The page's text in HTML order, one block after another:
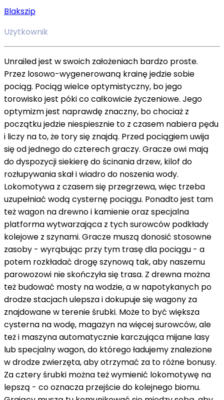
Blakszip
Użytkownik
Unrailed jest w swoich założeniach bardzo proste.
Przez losowo-wygenerowaną krainę jedzie sobie
pociąg. Pociąg wielce optymistyczny, bo jego
torowisko jest póki co całkowicie życzeniowe. Jego
optymizm jest naprawdę znaczny, bo chociaż z
początku jedzie niespiesznie to z czasem nabiera pędu
i liczy na to, że tory się znajdą. Przed pociągiem uwija
się od jednego do czterech graczy. Gracze owi mają
do dyspozycji siekierę do ścinania drzew, kilof do
rozłupywania skał i wiadro do noszenia wody.
Lokomotywa z czasem się przegrzewa, więc trzeba
uzupełniać wodą cysternę pociągu. Ponadto jest tam
też wagon na drewno i kamienie oraz specjalna
platforma wytwarzająca z tych surowców podkłady
kolejowe z szynami. Gracze muszą donosić stosowne
zasoby - wyrąbując przy tym trasę dla pociągu - a
potem rozkładać drogę szynową tak, aby naszemu
parowozowi nie skończyła się trasa. Z drewna można
też budować mosty na wodzie, a w napotykanych po
drodze stacjach ulepsza i dokupuje się wagony za
znajdowane w terenie śrubki. Może to być większa
cysterna na wodę, magazyn na więcej surowców, ale
też i maszyna automatycznie karczująca mijane lasy
lub specjalny wagon, do którego ładujemy znalezione
w drodze zwierzęta, aby otrzymać za to różne bonusy.
Za cztery śrubki można też wymienić lokomotywę na
lepszą - co oznacza przejście do kolejnego biomu.